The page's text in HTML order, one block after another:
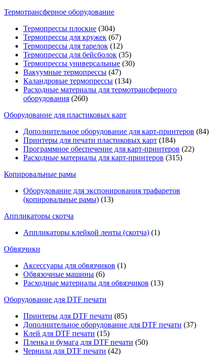
Термотрансферное оборудование
Термопрессы плоские (304)
Термопрессы для кружек (67)
Термопрессы для тарелок (12)
Термопрессы для бейсболок (35)
Термопрессы универсальные (30)
Вакуумные термопрессы (47)
Каландровые термопрессы (134)
Расходные материалы для термотрансферного
оборудования (260)
Оборудование для пластиковых карт
Дополнительное оборудование для карт-принтеров (84)
Принтеры для печати пластиковых карт (184)
Программное обеспечение для карт-принтеров (22)
Расходные материалы для карт-принтеров (315)
Копировальные рамы
Оборудование для экспонирования трафаретов
(копировальные рамы) (13)
Аппликаторы скотча
Аппликаторы клейкой ленты (скотча) (1)
Обвязчики
Аксессуары для обвязчиков (1)
Обвязочные машины (6)
Расходные материалы для обвязчиков (13)
Оборудование для DTF печати
Принтеры для DTF печати (85)
Дополнительное оборудование для DTF печати (37)
Клей для DTF печати (15)
Пленка и бумага для DTF печати (50)
Чернила для DTF печати (42)